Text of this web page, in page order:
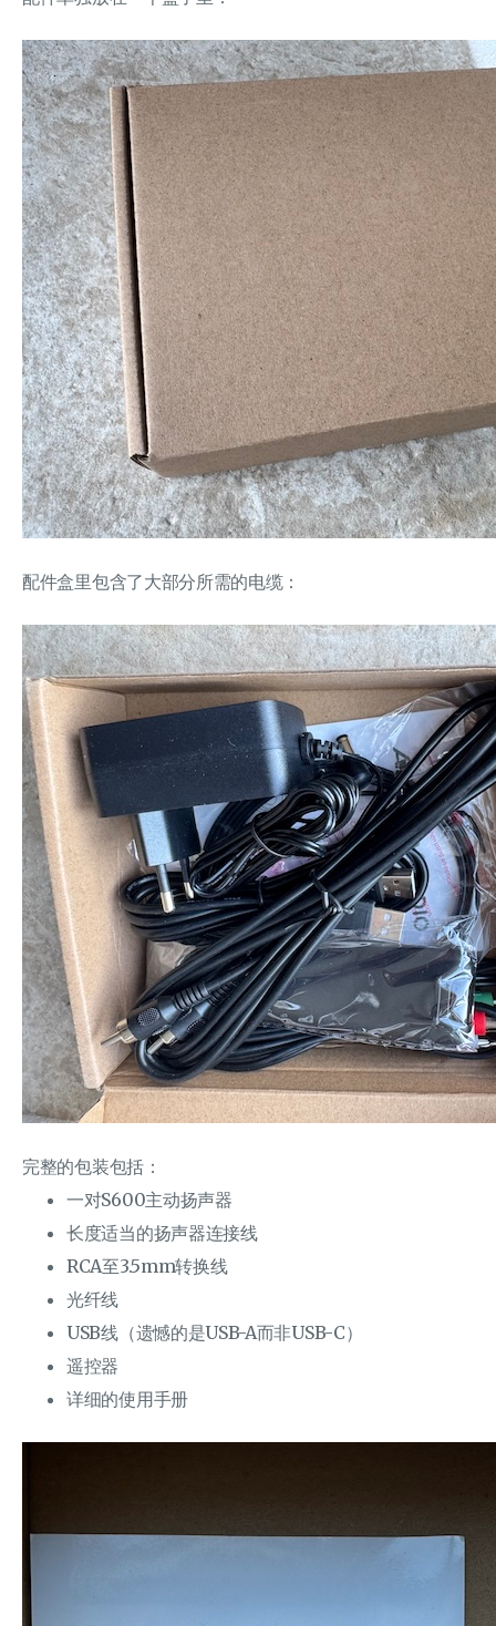
配件盒里包含了大部分所需的电缆：
完整的包装包括：
一对S600主动扬声器
长度适当的扬声器连接线
RCA至3.5mm转换线
光纤线
USB线（遗憾的是USB-A而非USB-C）
遥控器
详细的使用手册